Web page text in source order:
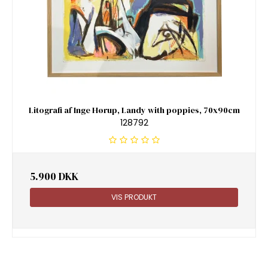
Litografi af Inge Hørup, Landy with poppies, 70x90cm
128792
5.900 DKK
VIS PRODUKT